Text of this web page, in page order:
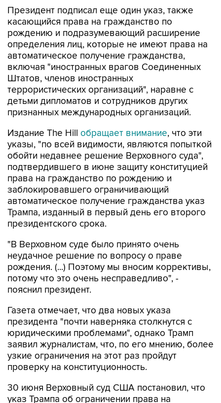
Президент подписал еще один указ, также
касающийся права на гражданство по
рождению и подразумевающий расширение
определения лиц, которые не имеют права на
автоматическое получение гражданства,
включая "иностранных врагов Соединенных
Штатов, членов иностранных
террористических организаций", наравне с
детьми дипломатов и сотрудников других
признанных международных организаций.
Издание The Hill обращает внимание, что эти
указы, "по всей видимости, являются попыткой
обойти недавнее решение Верховного суда",
подтвердившего в июне защиту конституцией
права на гражданство по рождению и
заблокировавшего ограничивающий
автоматическое получение гражданства указ
Трампа, изданный в первый день его второго
президентского срока.
"В Верховном суде было принято очень
неудачное решение по вопросу о праве
рождения. (...) Поэтому мы вносим коррективы,
потому что это очень несправедливо", -
пояснил президент.
Газета отмечает, что два новых указа
президента "почти наверняка столкнутся с
юридическими проблемами", однако Трамп
заявил журналистам, что, по его мнению, более
узкие ограничения на этот раз пройдут
проверку на конституционность.
30 июня Верховный суд США постановил, что
указ Трампа об ограничении права на